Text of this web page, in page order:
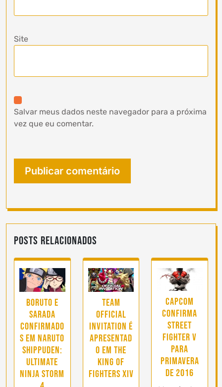
Site
Salvar meus dados neste navegador para a próxima
vez que eu comentar.
Posts Relacionados
Boruto e
Sarada
confirmado
s em Naruto
Shippuden:
Ultimate
Ninja Storm
Team
Official
Invitation é
apresentad
o em The
King of
Fighters XIV
Capcom
confirma
Street
Fighter V
para
Primavera
de 2016